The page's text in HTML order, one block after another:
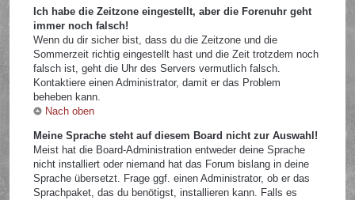
Ich habe die Zeitzone eingestellt, aber die Forenuhr geht
immer noch falsch!
Wenn du dir sicher bist, dass du die Zeitzone und die
Sommerzeit richtig eingestellt hast und die Zeit trotzdem noch
falsch ist, geht die Uhr des Servers vermutlich falsch.
Kontaktiere einen Administrator, damit er das Problem
beheben kann.
Nach oben
Meine Sprache steht auf diesem Board nicht zur Auswahl!
Meist hat die Board-Administration entweder deine Sprache
nicht installiert oder niemand hat das Forum bislang in deine
Sprache übersetzt. Frage ggf. einen Administrator, ob er das
Sprachpaket, das du benötigst, installieren kann. Falls es